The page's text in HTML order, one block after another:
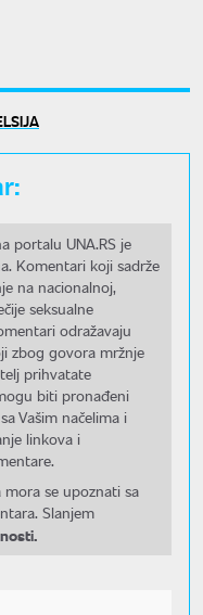
portalu UNA.RS je
Komentari koji sadrže
na nacionalnoj,
seksualne
odražavaju
zbog govora mržnje
prihvatate
biti pronađeni
Vašim načelima i
linkova i
se upoznati sa
Slanjem